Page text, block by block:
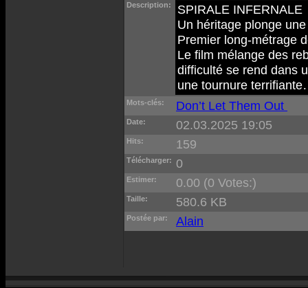
Description:
SPIRALE INFERNALE
Un héritage plonge
Premier long-métrage
Le film mélange des
difficulté se rend dans
une tournure
Mots-clés: Don’t Let Them Out
Date: 02.03.2025 19:05
Hits: 159
Télécharger: 0
Estimer: 0.00 (0 Votes:)
Taille: 580.6 KB
Postée par: Alain